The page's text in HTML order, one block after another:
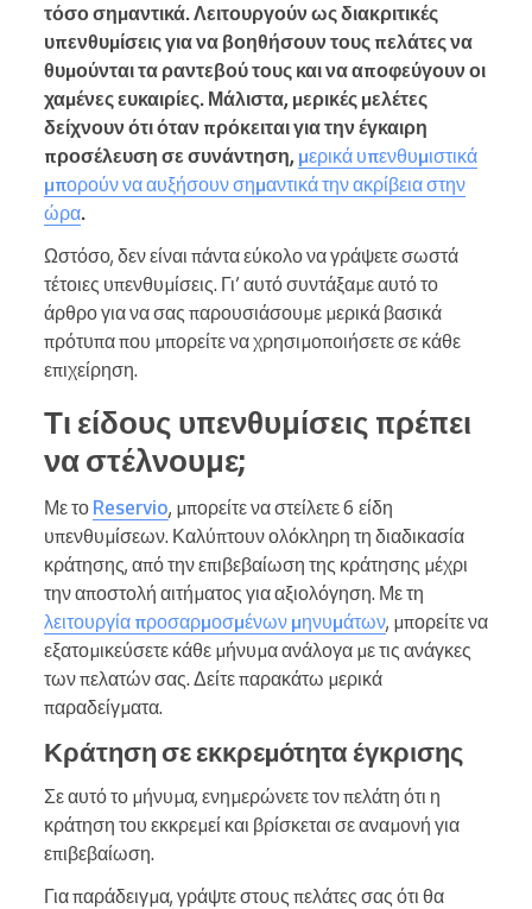
τόσο σημαντικά. Λειτουργούν ως διακριτικές
υπενθυμίσεις για να βοηθήσουν τους πελάτες να
θυμούνται τα ραντεβού τους και να αποφεύγουν οι
χαμένες ευκαιρίες. Μάλιστα, μερικές μελέτες
δείχνουν ότι όταν πρόκειται για την έγκαιρη
προσέλευση σε συνάντηση, μερικά υπενθυμιστικά
μπορούν να αυξήσουν σημαντικά την ακρίβεια στην
ώρα.
Ωστόσο, δεν είναι πάντα εύκολο να γράψετε σωστά
τέτοιες υπενθυμίσεις. Γι’ αυτό συντάξαμε αυτό το
άρθρο για να σας παρουσιάσουμε μερικά βασικά
πρότυπα που μπορείτε να χρησιμοποιήσετε σε κάθε
επιχείρηση.
Τι είδους υπενθυμίσεις πρέπει
να στέλνουμε;
Με το Reservio, μπορείτε να στείλετε 6 είδη
υπενθυμίσεων. Καλύπτουν ολόκληρη τη διαδικασία
κράτησης, από την επιβεβαίωση της κράτησης μέχρι
την αποστολή αιτήματος για αξιολόγηση. Με τη
λειτουργία προσαρμοσμένων μηνυμάτων, μπορείτε να
εξατομικεύσετε κάθε μήνυμα ανάλογα με τις ανάγκες
των πελατών σας. Δείτε παρακάτω μερικά
παραδείγματα.
Κράτηση σε εκκρεμότητα έγκρισης
Σε αυτό το μήνυμα, ενημερώνετε τον πελάτη ότι η
κράτηση του εκκρεμεί και βρίσκεται σε αναμονή για
επιβεβαίωση.
Για παράδειγμα, γράψτε στους πελάτες σας ότι θα